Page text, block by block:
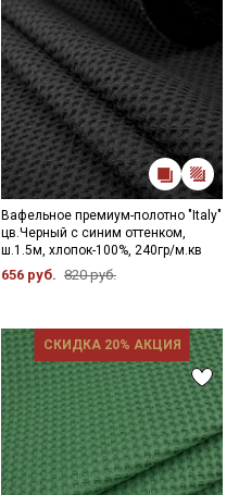
Вафельное премиум-полотно "Italy"
цв.Черный с синим оттенком,
ш.1.5м, хлопок-100%, 240гр/м.кв
656 руб. 820 руб.
СКИДКА 20% АКЦИЯ